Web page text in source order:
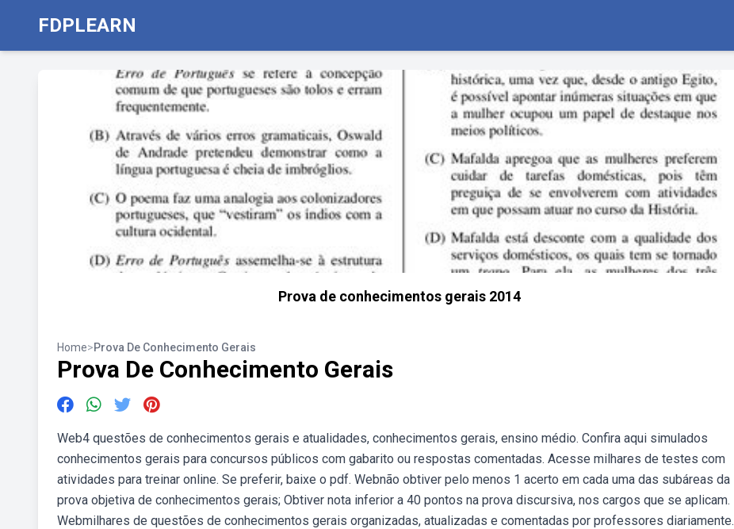
FDPLEARN
Prova de conhecimentos gerais 2014
Home>Prova De Conhecimento Gerais
Prova De Conhecimento Gerais
Web4 questões de conhecimentos gerais e atualidades, conhecimentos gerais, ensino médio. Confira aqui simulados
conhecimentos gerais para concursos públicos com gabarito ou respostas comentadas. Acesse milhares de testes com
atividades para treinar online. Se preferir, baixe o pdf. Webnão obtiver pelo menos 1 acerto em cada uma das subáreas da
prova objetiva de conhecimentos gerais; Obtiver nota inferior a 40 pontos na prova discursiva, nos cargos que se aplicam.
Webmilhares de questões de conhecimentos gerais organizadas, atualizadas e comentadas por professores diariamente.